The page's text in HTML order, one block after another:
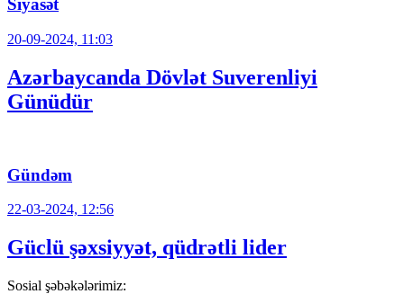
Siyasət
20-09-2024, 11:03
Azərbaycanda Dövlət Suverenliyi
Günüdür
Gündəm
22-03-2024, 12:56
Güclü şəxsiyyət, qüdrətli lider
Sosial şəbəkələrimiz: